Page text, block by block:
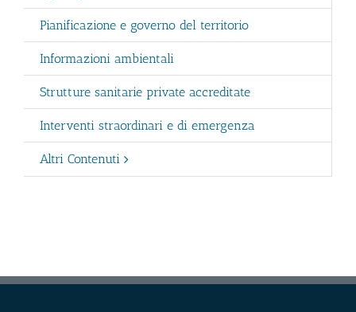
Pianificazione e governo del territorio
Informazioni ambientali
Strutture sanitarie private accreditate
Interventi straordinari e di emergenza
Altri Contenuti